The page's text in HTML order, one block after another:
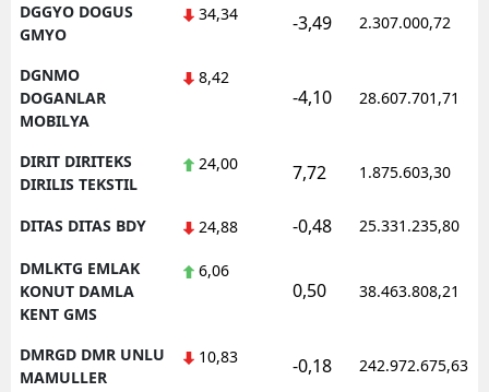
DGGYO DOGUS
GMYO
34,34 -3,49 2.307.000,72
DGNMO
DOGANLAR
MOBILYA
8,42
-4,10 28.607.701,71
DIRIT DIRITEKS
DIRILIS TEKSTIL
24,00 7,72 1.875.603,30
DITAS DITAS BDY 24,88 -0,48 25.331.235,80
DMLKTG EMLAK
KONUT DAMLA
KENT GMS
6,06
0,50 38.463.808,21
DMRGD DMR UNLU
MAMULLER
10,83 -0,18 242.972.675,63